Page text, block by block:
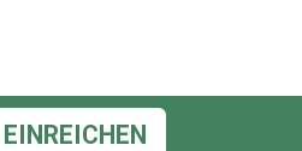
EINREICHEN